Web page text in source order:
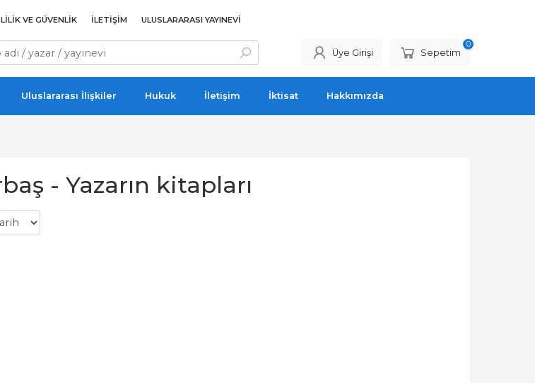
VE GÜVENLIK İLETIŞIM ULUSLARARASI YAYINEVI
Üye Girişi Sepetim
0
Uluslararası İlişkiler Hukuk İletişim İktisat Hakkımızda
- Yazarın kitapları